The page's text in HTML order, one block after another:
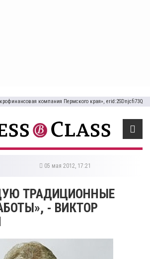
компания Пермского края», erid:2SDnjcfi73Q
05 мая 2012, 17:21
ТРАДИЦИОННЫЕ
- ВИКТОР